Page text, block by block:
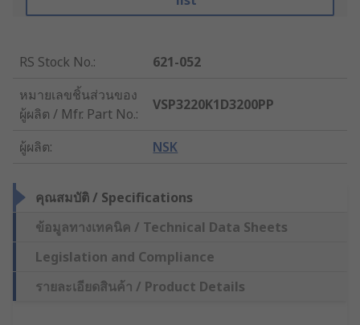
RS Stock No.:
621-052
หมายเลขชิ้นส่วนของ
ผู้ผลิต / Mfr. Part No.:
VSP3220K1D3200PP
ผู้ผลิต: NSK
คุณสมบัติ / Specifications
ข้อมูลทางเทคนิค / Technical Data Sheets
Legislation and Compliance
รายละเอียดสินค้า / Product Details